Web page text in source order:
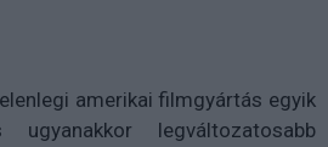
amerikai filmgyártás egyik
ugyanakkor legváltozatosabb